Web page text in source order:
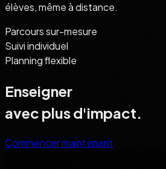
élèves, même à distance.
Parcours sur-mesure
Suivi individuel
Planning flexible
Enseigner
avec plus d'impact.
Commencer maintenant